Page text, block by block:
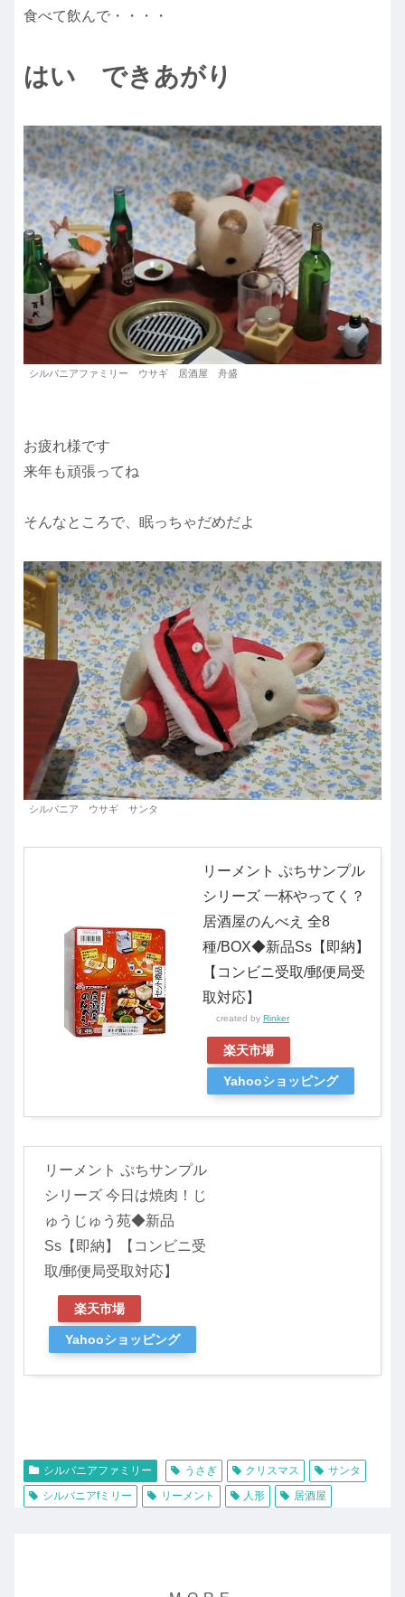
食べて飲んで・・・・
はい できあがり
シルバニアファミリー ウサギ 居酒屋 舟盛
お疲れ様です
来年も頑張ってね
そんなところで、眠っちゃだめだよ
シルバニア ウサギ サンタ
リーメント ぷちサンプル
シリーズ 一杯やってく？
居酒屋のんべえ 全8
種/BOX◆新品Ss【即納】
【コンビニ受取/郵便局受
取対応】
created by Rinker
楽天市場
Yahooショッピング
リーメント ぷちサンプル
シリーズ 今日は焼肉！じ
ゅうじゅう苑◆新品
Ss【即納】【コンビニ受
取/郵便局受取対応】
楽天市場
Yahooショッピング
シルバニアファミリー うさぎ クリスマス
サンタ
シルバニアfミリー
リーメント 人形 居酒屋